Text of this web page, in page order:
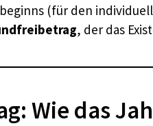
(für den
, der das
Wie das